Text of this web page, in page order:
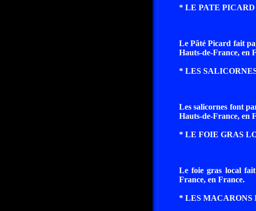
* LE PATE PICARD
Le Pâté Picard fait
Hauts-de-France, en
* LES
Les salicornes font
Hauts-de-France, en
* LE FOIE GRAS
Le foie gras local
France, en France.
* LES MACARONS